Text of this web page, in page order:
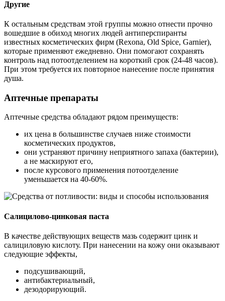
Другие
К остальным средствам этой группы можно отнести прочно
вошедшие в обиход многих людей антиперспиранты
известных косметических фирм (Rexona, Old Spice, Garnier),
которые применяют ежедневно. Они помогают сохранять
контроль над потоотделением на короткий срок (24-48 часов).
При этом требуется их повторное нанесение после принятия
душа.
Аптечные препараты
Аптечные средства обладают рядом преимуществ:
их цена в большинстве случаев ниже стоимости
косметических продуктов,
они устраняют причину неприятного запаха (бактерии),
а не маскируют его,
после курсового применения потоотделение
уменьшается на 40-60%.
Салицилово-цинковая паста
В качестве действующих веществ мазь содержит цинк и
салициловую кислоту. При нанесении на кожу они оказывают
следующие эффекты,
подсушивающий,
антибактериальный,
дезодорирующий.